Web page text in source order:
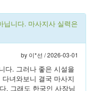
닙니다. 마사지사 실력은
by 이*선 /2026-03-01
다. 그러나 좋은 시설을
녀와보니 결국 마사지
. 그래도 한국인 사장님